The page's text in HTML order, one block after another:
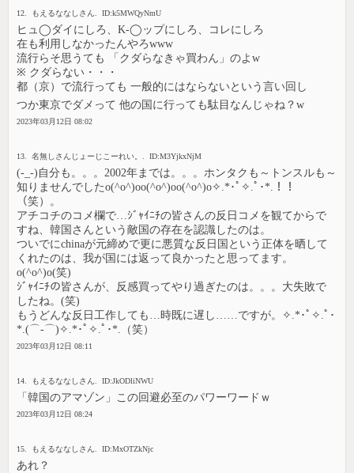
12. もえるななしさん. ID:k5MWQyNmU
ヒュ◯ダイにしろ、K-◯ップにしろ、コレにしろ
在も利用しなかったんやろwww
流行らそ思うても 「クダらなきゃ買わん」のよw
※ クダらない・・・
都（京）で流行っても 一般的にはならないという言い回し
つか東京でダメって 他の国に行っても駄目なんじゃね？w
2023年03月12日 08:02
13. 名無しさんじょーじこーれい。. ID:M3YjkxNjM
(-_-)自分も。。。2002年までは。。。ホンタクも～トンスルも～
知りませんでしたo(^o^)oo(^o^)oo(^o^)o✧.*･ﾟ✧.ﾟ･*.！！
（笑）。
アチコチのコメ欄で…ｼﾞｬｲﾆﾁの皆さんの反日コメを観てからで
すね、韓国さんという敵国の存在を認識したのは。
ついでにchinaが元締めで更に悪質な反日国という正体を晒して
くれたのは、我が国には返って良かったと思ってます。
o(^o^)o(笑)
ｼﾞｬｲﾆﾁの皆さんが、反感買ってやり過ぎたのは。。。大失敗で
したね。(笑)
もうどんな反日工作しても…時既に遅し……ですが。✧.*･ﾟ✧.ﾟ･
*.(⌒‐⌒)✧.*･ﾟ✧.ﾟ･*.（笑）
2023年03月12日 08:11
14. もえるななしさん. ID:JkODliNWU
「韓国のアマゾン」この回避必至のパワーワードｗ
2023年03月12日 08:24
15. もえるななしさん. ID:MxOTZkNjc
あれ？